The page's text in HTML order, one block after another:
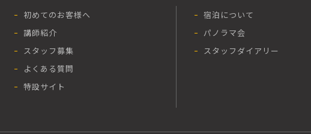
初めてのお客様へ
講師紹介
スタッフ募集
よくある質問
特設サイト
宿泊について
パノラマ会
スタッフダイアリー